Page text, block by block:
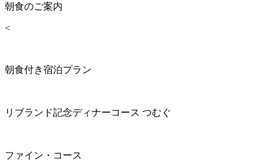
朝食のご案内
<
朝食付き宿泊プラン
リブランド記念ディナーコース つむぐ
ファイン・コース